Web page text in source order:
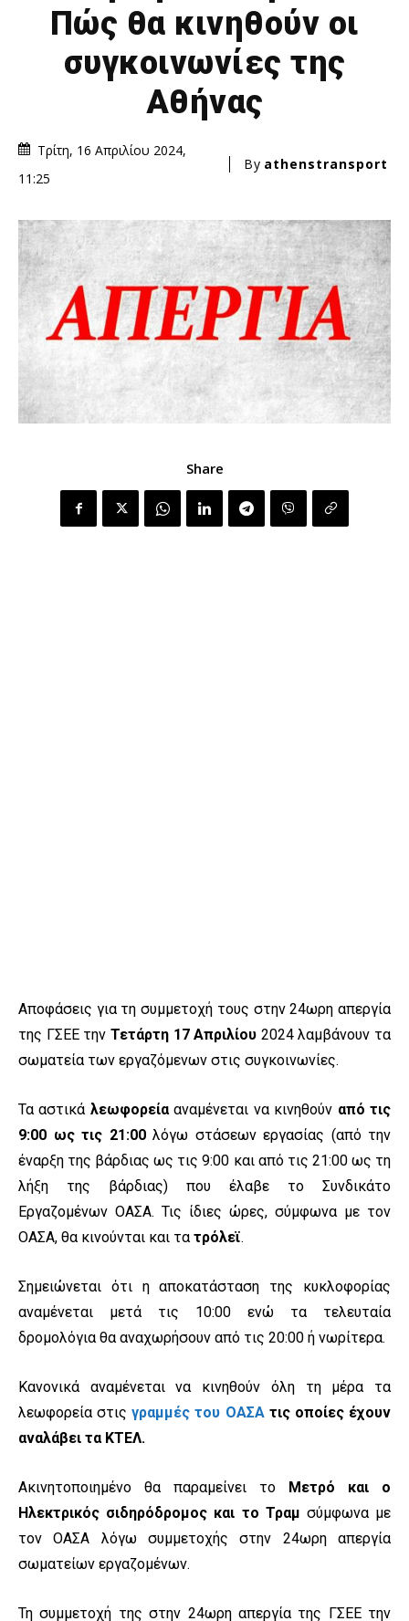
Πώς θα κινηθούν οι
συγκοινωνίες της
Αθήνας
Τρίτη, 16 Απριλίου 2024,
11:25
By athenstransport
Share
Αποφάσεις για τη συμμετοχή τους στην 24ωρη απεργία
της ΓΣΕΕ την Τετάρτη 17 Απριλίου 2024 λαμβάνουν τα
σωματεία των εργαζόμενων στις συγκοινωνίες.
Τα αστικά λεωφορείααναμένεται να κινηθούν από τις
9:00 ως τις 21:00λόγω στάσεων εργασίας (από την
έναρξη της βάρδιας ως τις 9:00 και από τις 21:00 ως τη
λήξη της βάρδιας) που έλαβε το Συνδικάτο
Εργαζομένων ΟΑΣΑ. Τις ίδιες ώρες, σύμφωνα με τον
ΟΑΣΑ, θα κινούνται και τατρόλεϊ.
Σημειώνεται ότι η αποκατάσταση της κυκλοφορίας
αναμένεται μετά τις 10:00 ενώ τα τελευταία
δρομολόγια θα αναχωρήσουν από τις 20:00 ή νωρίτερα.
Κανονικά αναμένεται να κινηθούν όλη τη μέρα τα
λεωφορεία στιςγραμμές του ΟΑΣΑτις οποίες έχουν
αναλάβει τα ΚΤΕΛ.
Ακινητοποιημένο θα παραμείνει το Μετρό και ο
Ηλεκτρικός σιδηρόδρομος και το Τραμ σύμφωνα με
τον ΟΑΣΑ λόγω συμμετοχής στην 24ωρη απεργία
σωματείων εργαζομένων.
Τη συμμετοχή της στην 24ωρη απεργία της ΓΣΕΕ την